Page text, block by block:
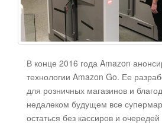
В конце 2016 года Amazon
технологии Amazon Go. Ее
для розничных магазинов и
недалеком будущем все
остаться без кассиров и очередей